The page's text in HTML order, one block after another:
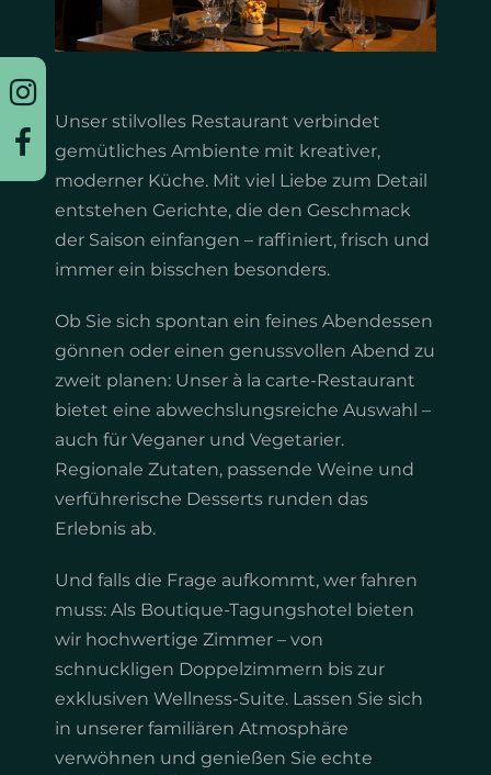
Unser stilvolles Restaurant verbindet
gemütliches Ambiente mit kreativer,
moderner Küche. Mit viel Liebe zum Detail
entstehen Gerichte, die den Geschmack
der Saison einfangen – raffiniert, frisch und
immer ein bisschen besonders.
Ob Sie sich spontan ein feines Abendessen
gönnen oder einen genussvollen Abend zu
zweit planen: Unser à la carte-Restaurant
bietet eine abwechslungsreiche Auswahl –
auch für Veganer und Vegetarier.
Regionale Zutaten, passende Weine und
verführerische Desserts runden das
Erlebnis ab.
Und falls die Frage aufkommt, wer fahren
muss: Als Boutique-Tagungshotel bieten
wir hochwertige Zimmer – von
schnuckligen Doppelzimmern bis zur
exklusiven Wellness-Suite. Lassen Sie sich
in unserer familiären Atmosphäre
verwöhnen und genießen Sie echte
Twinbettzimmer
Appartement
Arrangements